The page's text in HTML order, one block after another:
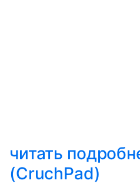
читать
(CruchPad)